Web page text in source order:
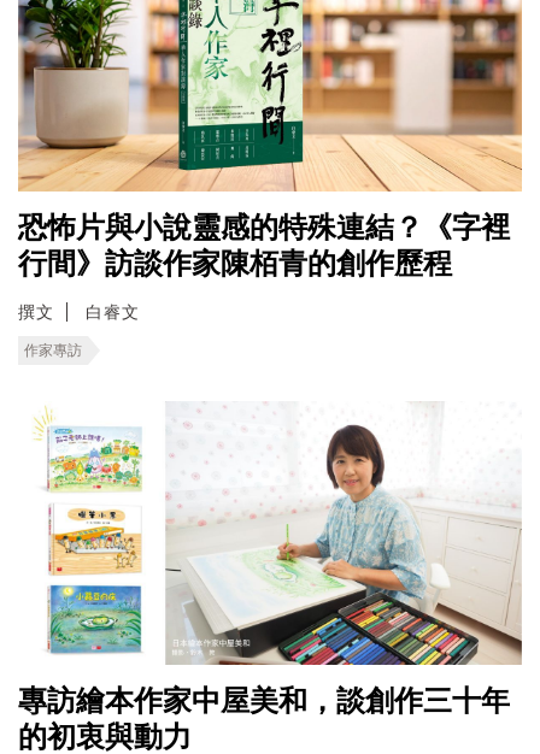
恐怖片與小說靈感的特殊連結？《字裡
行間》訪談作家陳栢青的創作歷程
撰文 白睿文
作家專訪
專訪繪本作家中屋美和，談創作三十年
的初衷與動力